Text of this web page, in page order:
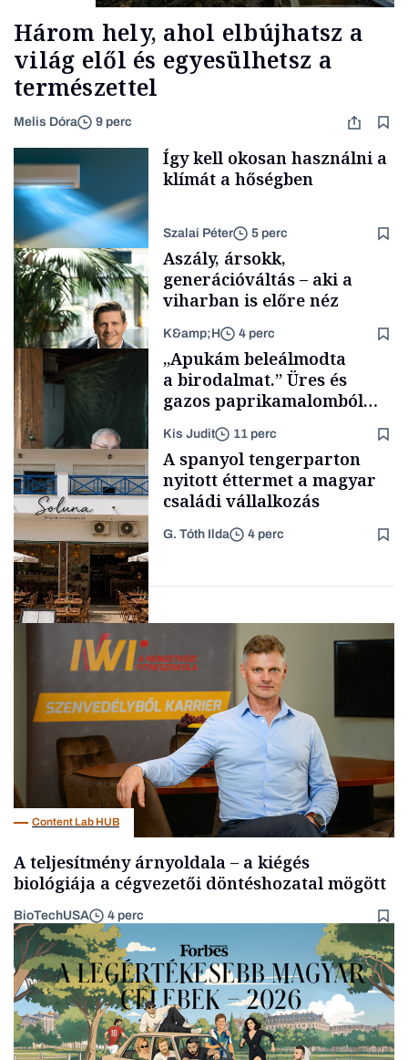
Három hely, ahol elbújhatsz a
világ elől és egyesülhetsz a
természettel
Melis Dóra 9 perc
Tech
Így kell okosan használni a
klímát a hőségben
Szalai Péter 5 perc
TÁMOGATÓI
Aszály, ársokk,
generációváltás – aki a
viharban is előre néz
K&amp;H 4 perc
Családi
vállalkozások
„Apukám beleálmodta
a birodalmat.” Üres és
gazos paprikamalomból
fűszersztori
Kis Judit 11 perc
A spanyol tengerparton
nyitott éttermet a magyar
családi vállalkozás
G. Tóth Ilda 4 perc
Content Lab HUB
A teljesítmény árnyoldala – a kiégés
biológiája a cégvezetői döntéshozatal mögött
BioTechUSA 4 perc